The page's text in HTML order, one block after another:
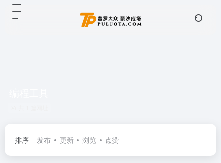
排序 发布 更新 浏览 点赞